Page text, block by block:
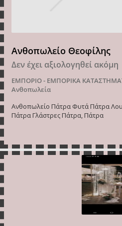
Ανθοπωλείο Θεοφίλης
Δεν έχει αξιολογηθεί ακόμη
ΕΜΠΟΡΙΟ - ΕΜΠΟΡΙΚΑ
Ανθοπωλεία
Ανθοπωλείο Πάτρα Φυτά Πάτρα
Πάτρα Γλάστρες Πάτρα, Πάτρα